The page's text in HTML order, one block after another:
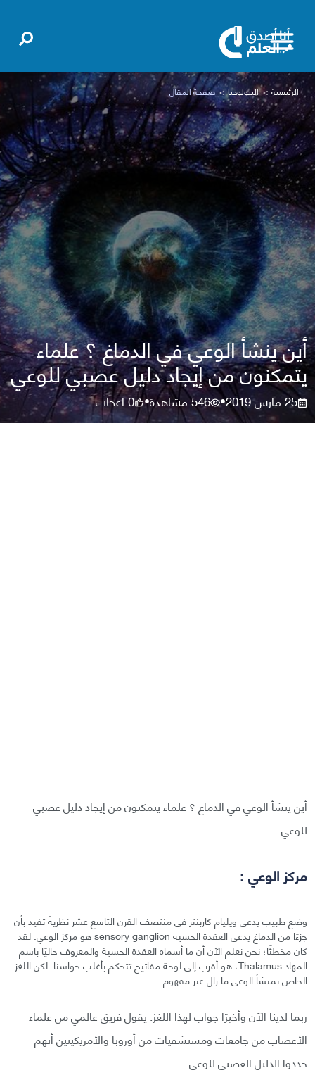
الرئيسية البيولوجيا صفحة المقال
أين ينشأ الوعي في الدماغ ؟ علماء
يتمكنون من إيجاد دليل عصبي للوعي
25 مارس 2019 •
546مشاهدة•
0اعجاب
أين ينشأ الوعي في الدماغ ؟ علماء يتمكنون من إيجاد دليل عصبي
للوعي
مركز الوعي :
وضع طبيب يدعى ويليام كاربنتر في منتصف القرن التاسع عشر نظريةً تفيد بأن
جزءًا من الدماغ يدعى العقدة الحسية sensory ganglion هو مركز الوعي. لقد
كان مخطئًا؛ نحن نعلم الآن أن ما أسماه العقدة الحسية والمعروف حاليًا باسم
المهاد Thalamus، هو أقرب إلى لوحة مفاتيح تتحكم بأغلب حواسنا. لكن اللغز
الخاص بمنشأ الوعي ما زال غير مفهوم.
ربما لدينا الآن وأخيرًا جواب لهذا اللغز. يقول فريق عالمي من علماء
الأعصاب من جامعات ومستشفيات من أوروبا والأمريكيتين أنهم
حددوا الدليل العصبي للوعي.